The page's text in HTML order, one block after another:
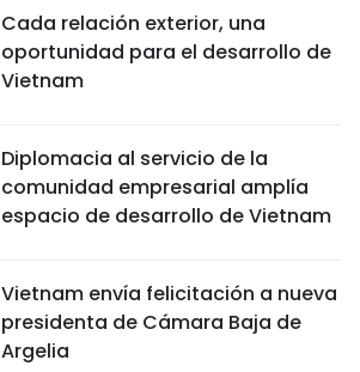
Cada relación exterior, una
oportunidad para el desarrollo de
Vietnam
Diplomacia al servicio de la
comunidad empresarial amplía
espacio de desarrollo de Vietnam
Vietnam envía felicitación a nueva
presidenta de Cámara Baja de
Argelia